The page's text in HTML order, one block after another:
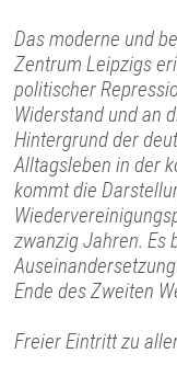
Das moderne und
Zentrum Leipzigs
politischer
Widerstand und an
Hintergrund der
Alltagsleben in der
kommt die
zwanzig Jahren. Es
Ende des Zweiten
Freier Eintritt zu